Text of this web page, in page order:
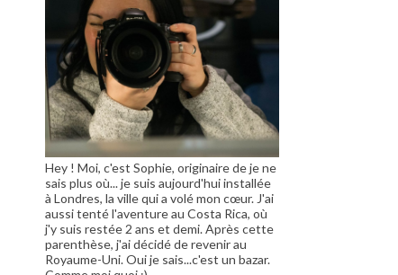
Hey ! Moi, c'est Sophie, originaire de je ne
sais plus où... je suis aujourd'hui installée
à Londres, la ville qui a volé mon cœur. J'ai
aussi tenté l'aventure au Costa Rica, où
j'y suis restée 2 ans et demi. Après cette
parenthèse, j'ai décidé de revenir au
Royaume-Uni. Oui je sais...c'est un bazar.